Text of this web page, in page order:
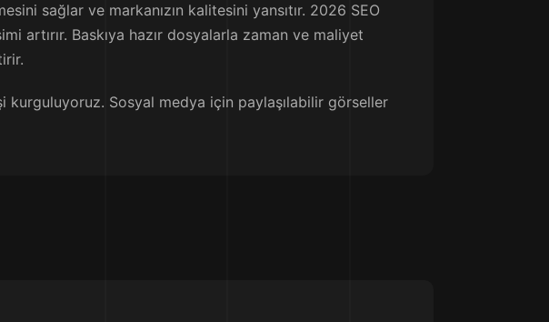
sağlar ve markanızın kalitesini yansıtır. 2026 SEO
artırır. Baskıya hazır dosyalarla zaman ve maliyet
Sosyal medya için paylaşılabilir görseller